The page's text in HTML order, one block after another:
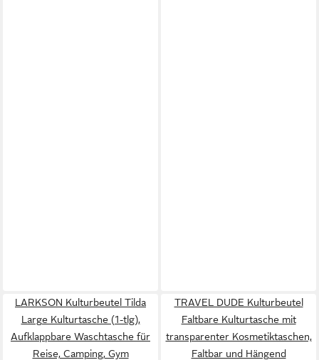
LARKSON Kulturbeutel Tilda
Large Kulturtasche (1-tlg),
Aufklappbare Waschtasche für
Reise, Camping, Gym
TRAVEL DUDE Kulturbeutel
Faltbare Kulturtasche mit
transparenter Kosmetiktaschen,
Faltbar und Hängend